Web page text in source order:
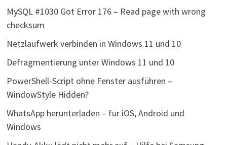
MySQL #1030 Got Error 176 – Read page with wrong
checksum
Netzlaufwerk verbinden in Windows 11 und 10
Defragmentierung unter Windows 11 und 10
PowerShell-Script ohne Fenster ausführen –
WindowStyle Hidden?
WhatsApp herunterladen – für iOS, Android und
Windows